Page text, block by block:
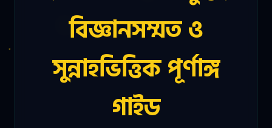
বিজ্ঞানসম্মত ও
সুন্নাহভিত্তিক পূর্ণাঙ্গ
গাইড